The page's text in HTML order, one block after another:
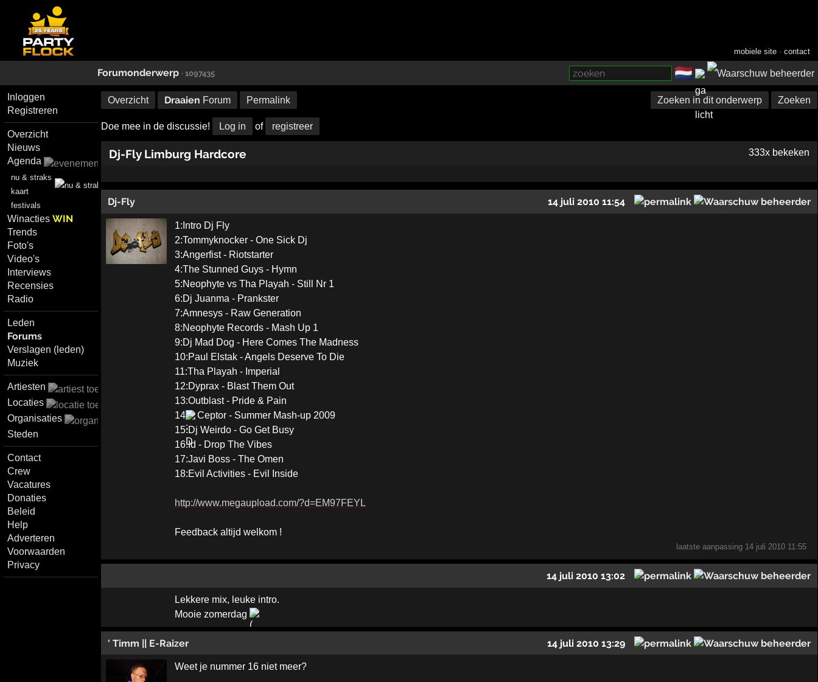
mobiele site ·contact
Forumonderwerp · 1097435 🇳🇱
Inloggen
Registreren
Overzicht
Nieuws
Agenda
nu & straks
kaart
festivals
WinactiesWIN
Trends
Foto's
Video's
Interviews
Recensies
Radio
Leden
Forums
Verslagen (leden)
Muziek
Artiesten
Locaties
Organisaties
Steden
Contact
Crew
Vacatures
Donaties
Beleid
Help
Adverteren
Voorwaarden
Privacy
Overzicht Draaien Forum Permalink Zoeken in dit onderwerp Zoeken
Doe mee in de discussie! Log in of registreer
Dj-Fly Limburg Hardcore 333x bekeken
Dj-Fly 14 juli 2010 11:54
1:Intro Dj Fly
2:Tommyknocker - One Sick Dj
3:Angerfist - Riotstarter
4:The Stunned Guys - Hymn
5:Neophyte vs Tha Playah - Still Nr 1
6:Dj Juanma - Prankster
7:Amnesys - Raw Generation
8:Neophyte Records - Mash Up 1
9:Dj Mad Dog - Here Comes The Madness
10:Paul Elstak - Angels Deserve To Die
11:Tha Playah - Imperial
12:Dyprax - Blast Them Out
13:Outblast - Pride & Pain
14
Ceptor - Summer Mash-up 2009
15:Dj Weirdo - Go Get Busy
16:Id - Drop The Vibes
17:Javi Boss - The Omen
18:Evil Activities - Evil Inside
http://www.megaupload.com/?d=EM97FEYL
Feedback altijd welkom !
laatste aanpassing 14 juli 2010 11:55
14 juli 2010 13:02
Lekkere mix, leuke intro.
Mooie zomerdag
' Timm || E-Raizer 14 juli 2010 13:29
Weet je nummer 16 niet meer?